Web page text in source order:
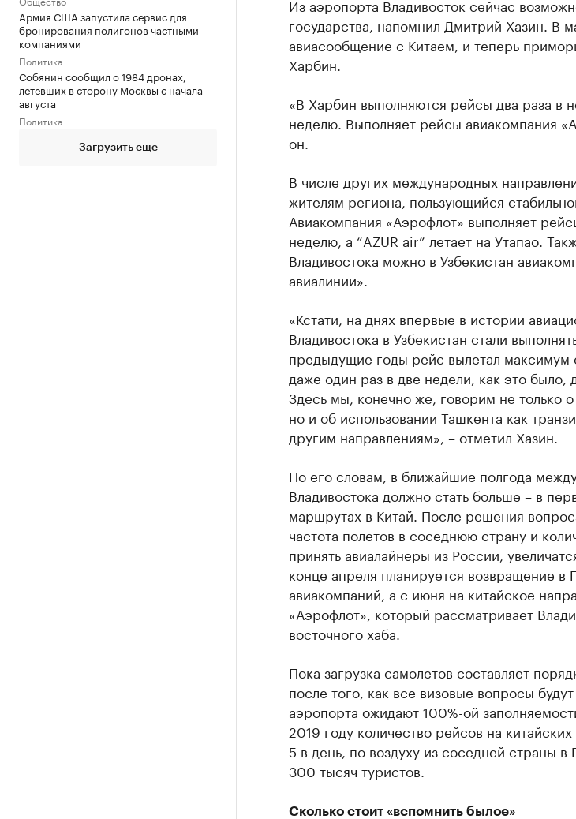
Армия США запустила сервис для
бронирования полигонов частными
компаниями
Политика
Собянин сообщил о 1984 дронах,
летевших в сторону Москвы с начала
августа
Политика
Загрузить еще
Из аэропорта Владивосток сейчас
государства, напомнил Дмитрий Хазин. В
авиасообщение с Китаем, и теперь
Харбин.
«В Харбин выполняются рейсы два раза в
неделю. Выполняет рейсы авиакомпания
он.
В числе других международных
жителям региона, пользующийся
Авиакомпания «Аэрофлот» выполняет
неделю, а “AZUR air” летает на Утапао.
Владивостока можно в Узбекистан
авиалинии».
«Кстати, на днях впервые в истории
Владивостока в Узбекистан стали
предыдущие годы рейс вылетал максимум
даже один раз в две недели, как это было,
Здесь мы, конечно же, говорим не только о
но и об использовании Ташкента как
другим направлениям», – отметил Хазин.
По его словам, в ближайшие полгода
Владивостока должно стать больше – в
маршрутах в Китай. После решения
частота полетов в соседнюю страну и
принять авиалайнеры из России,
конце апреля планируется возвращение в
авиакомпаний, а с июня на китайское
«Аэрофлот», который рассматривает
восточного хаба.
Пока загрузка самолетов составляет
после того, как все визовые вопросы
аэропорта ожидают 100%-ой
2019 году количество рейсов на
5 в день, по воздуху из соседней страны
300 тысяч туристов.
Сколько стоит «вспомнить былое»